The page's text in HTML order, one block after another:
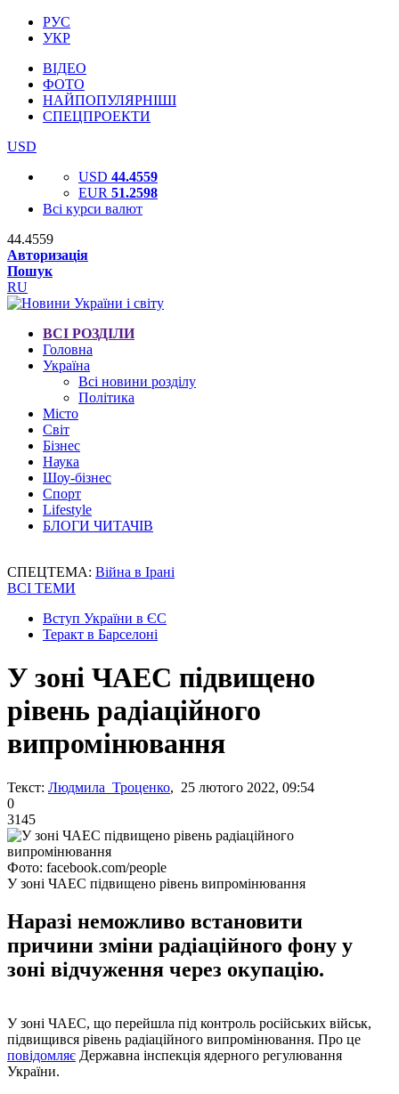
РУС
УКР
ВІДЕО
ФОТО
НАЙПОПУЛЯРНІШІ
СПЕЦПРОЕКТИ
USD
USD 44.4559
EUR 51.2598
Всі курси валют
44.4559
Авторизація
Пошук
RU
ВСІ РОЗДІЛИ
Головна
Україна
Всі новини розділу
Політика
Місто
Світ
Бізнес
Наука
Шоу-бізнес
Спорт
Lifestyle
БЛОГИ ЧИТАЧІВ
СПЕЦТЕМА: Війна в Ірані
ВСІ ТЕМИ
Вступ України в ЄС
Теракт в Барселоні
У зоні ЧАЕС підвищено
рівень радіаційного
випромінювання
Текст: Людмила Троценко, 25 лютого 2022, 09:54
0
3145
Фото: facebook.com/people
У зоні ЧАЕС підвищено рівень випромінювання
Наразі неможливо встановити
причини зміни радіаційного фону у
зоні відчуження через окупацію.
У зоні ЧАЕС, що перейшла під контроль російських військ,
підвищився рівень радіаційного випромінювання. Про це
повідомляє Державна інспекція ядерного регулювання
України.